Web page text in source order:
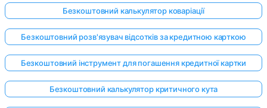
Безкоштовний калькулятор коваріації
Безкоштовний розв'язувач відсотків за кредитною карткою
Безкоштовний інструмент для погашення кредитної картки
Безкоштовний калькулятор критичного кута